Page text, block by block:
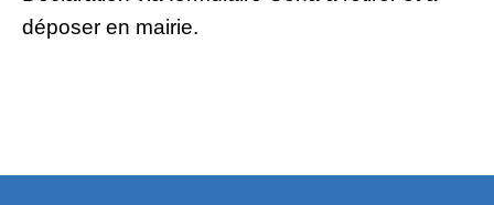
déposer en mairie.